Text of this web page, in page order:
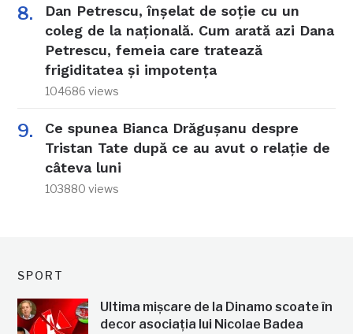
Dan Petrescu, înșelat de soție cu un
coleg de la națională. Cum arată azi Dana
Petrescu, femeia care tratează
frigiditatea și impotența
104686 views
Ce spunea Bianca Drăgușanu despre
Tristan Tate după ce au avut o relație de
câteva luni
103880 views
SPORT
Ultima mișcare de la Dinamo scoate în
decor asociația lui Nicolae Badea